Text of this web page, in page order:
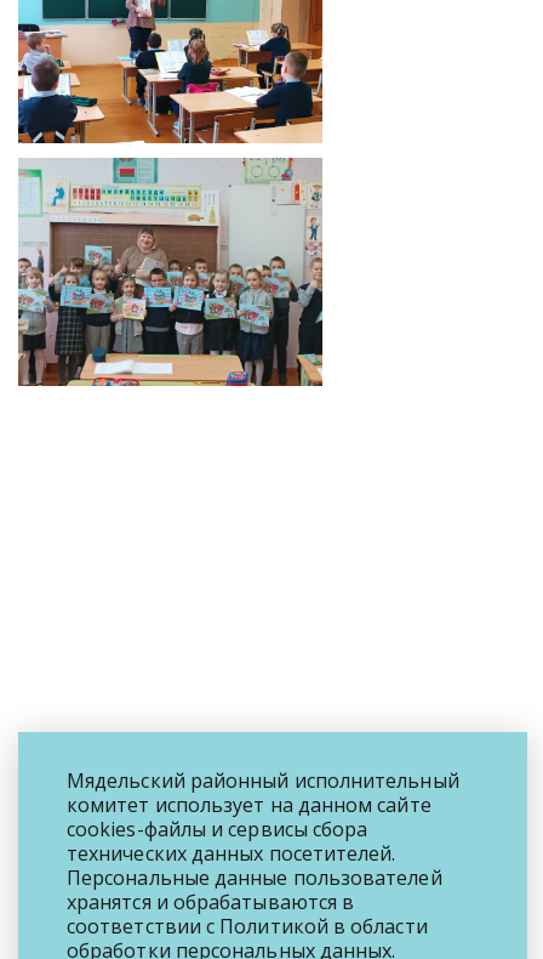
Мядельский районный исполнительный
комитет использует на данном сайте
cookies-файлы и сервисы сбора
технических данных посетителей.
Персональные данные пользователей
хранятся и обрабатываются в
соответствии с Политикой в области
обработки персональных данных.